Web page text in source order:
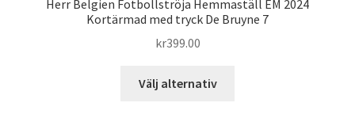
Herr Belgien Fotbollströja Hemmaställ EM 2024
Kortärmad med tryck De Bruyne 7
kr399.00
Välj alternativ